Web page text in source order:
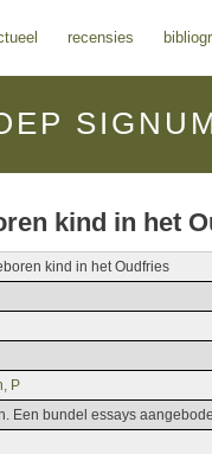
recensies
kind in het
kind in het Oudfries
P
Een bundel essays